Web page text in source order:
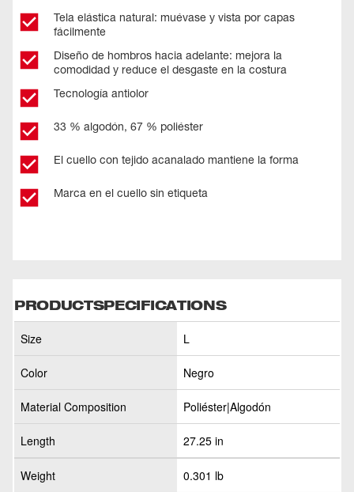
Tela elástica natural: muévase y vista por capas
fácilmente
Diseño de hombros hacia adelante: mejora la
comodidad y reduce el desgaste en la costura
Tecnología antiolor
33 % algodón, 67 % poliéster
El cuello con tejido acanalado mantiene la forma
Marca en el cuello sin etiqueta
PRODUCTSPECIFICATIONS
Size L
Color Negro
Material Composition Poliéster|Algodón
Length 27.25 in
Weight 0.301 lb